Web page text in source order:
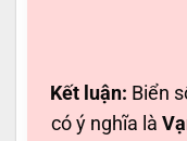
Kết luận: Biển
có ý nghĩa là